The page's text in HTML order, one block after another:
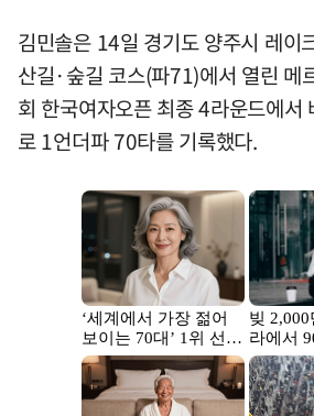
김민솔은 14일 경기도 양주시 레이
산길·숲길 코스(파71)에서 열린 메
회 한국여자오픈 최종 4라운드에서
로 1언더파 70타를 기록했다.